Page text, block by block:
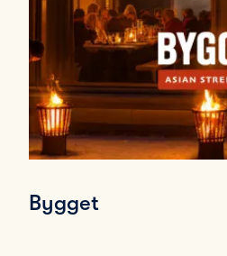
Bygget